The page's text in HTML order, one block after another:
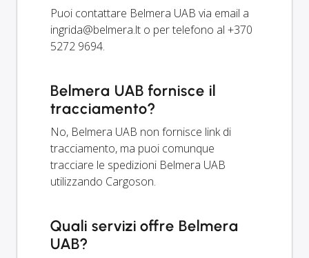
Puoi contattare Belmera UAB via email a
ingrida@belmera.lt o per telefono al +370
5272 9694.
Belmera UAB fornisce il
tracciamento?
No, Belmera UAB non fornisce link di
tracciamento, ma puoi comunque
tracciare le spedizioni Belmera UAB
utilizzando Cargoson.
Quali servizi offre Belmera
UAB?